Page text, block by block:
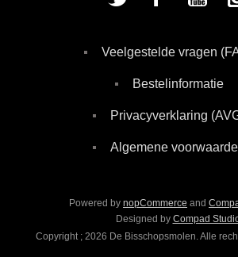
Veelgestelde vragen
Bestelinformatie
Privacyverklaring
Algemene
Powered by nopCommerce and
Designed by Compad
Copyright ; 2026 De Bisschopsmolen. Alle